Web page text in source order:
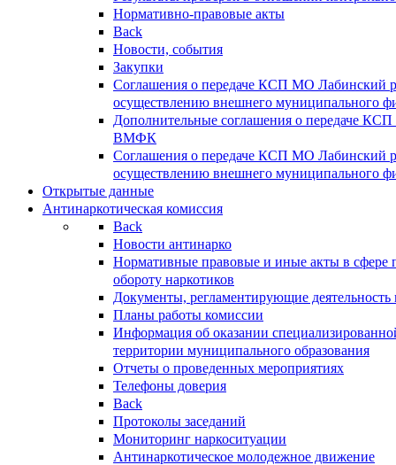
Нормативно-правовые акты
Back
Новости, события
Закупки
Соглашения о передаче КСП МО Лабинский
осуществлению внешнего муниципального
Дополнительные соглашения о передаче
ВМФК
Соглашения о передаче КСП МО Лабинский
осуществлению внешнего муниципального
Открытые данные
Антинаркотическая комиссия
Back
Новости антинарко
Нормативные правовые и иные акты в сфере
обороту наркотиков
Документы, регламентирующие деятельность
Планы работы комиссии
Информация об оказании
территории муниципального образования
Отчеты о проведенных мероприятиях
Телефоны доверия
Back
Протоколы заседаний
Мониторинг наркоситуации
Антинаркотическое молодежное движение